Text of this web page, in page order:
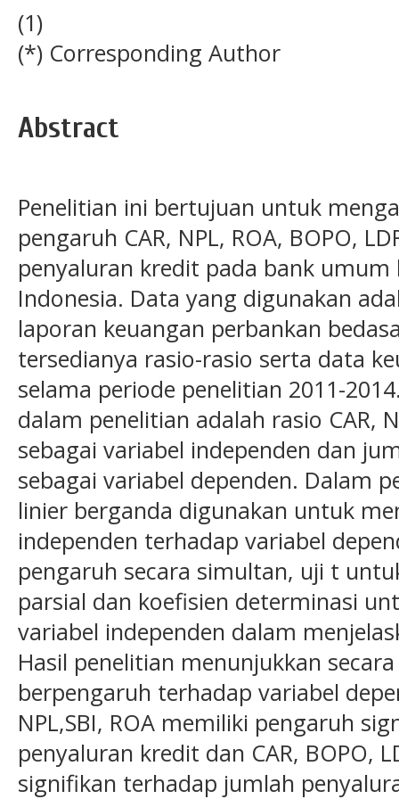
(1)
(*) Corresponding Author
Abstract
Penelitian ini bertujuan untuk
pengaruh CAR, NPL, ROA, BOPO,
penyaluran kredit pada bank
Indonesia. Data yang digunakan
laporan keuangan perbankan
tersedianya rasio-rasio serta data
selama periode penelitian 2011-
dalam penelitian adalah rasio CAR,
sebagai variabel independen dan
sebagai variabel dependen. Dalam
linier berganda digunakan untuk
independen terhadap variabel
pengaruh secara simultan, uji t
parsial dan koefisien determinasi
variabel independen dalam
Hasil penelitian menunjukkan
berpengaruh terhadap variabel
NPL,SBI, ROA memiliki pengaruh
penyaluran kredit dan CAR, BOPO,
signifikan terhadap jumlah